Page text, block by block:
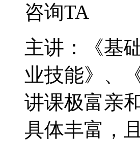
咨询TA
主讲：《基
业技能》、
讲课极富亲
具体丰富，